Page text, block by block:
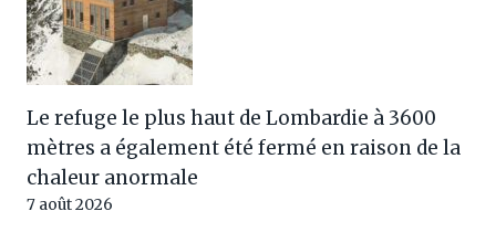
Le refuge le plus haut de Lombardie à 3600
mètres a également été fermé en raison de la
chaleur anormale
7 août 2026